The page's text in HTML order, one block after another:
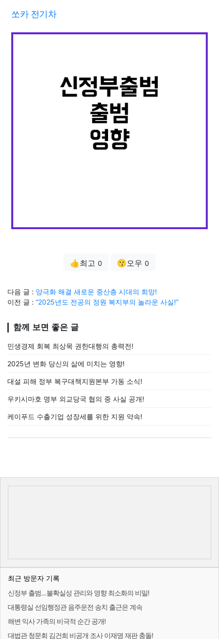
쏘카 전기차
👍최고 0 😗오우 0
다음 글 : 양극화 해결 새로운 중산층 시대의 희망!
이전 글 : “2025년도 전공의 정원 복지부의 놀라운 사실!”
함께 보면 좋은 글
민생경제 회복 최상목 권한대행의 총력전!
2025년 변화 당신의 삶에 미치는 영향!
대설 피해 정부 복구대책지원본부 가동 소식!
우키시마호 명부 외교당국 협의 중 사실 공개!
케이푸드 수출기업 성장세를 위한 지원 약속!
최근 방문자 기록
신정부 출범…불확실성 관리와 영향 최소화의 비밀!
대통령실 선임행정관 음주운전 송치 출근은 계속
해변 익사 가족의 비극적 순간 공개!
대법관 청문회 김건희 비공개 조사 이재명 재판 충돌!